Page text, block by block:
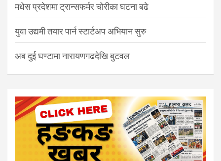
मधेस प्रदेशमा ट्रान्सफर्मर चोरीका घटना बढे
युवा उद्यमी तयार पार्न स्टार्टअप अभियान सुरु
अब दुई घण्टामा नारायणगढदेखि बुटवल